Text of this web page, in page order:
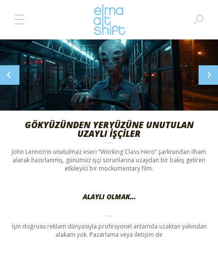
GÖKYÜZÜNDEN YERYÜZÜNE UNUTULAN
UZAYLI İŞÇILER
John Lennon’ın unutulmaz eseri “Working Class Hero” şarkısından ilham
alarak hazırlanmış, günümüz işçi sorunlarına uzaydan bir bakış getiren
etkileyici bir mockumentary film.
ALAYLI OLMAK…
İşin doğrusu reklam dünyasıyla profesyonel anlamda uzaktan yakından
alakam yok. Pazarlama veya iletişim de